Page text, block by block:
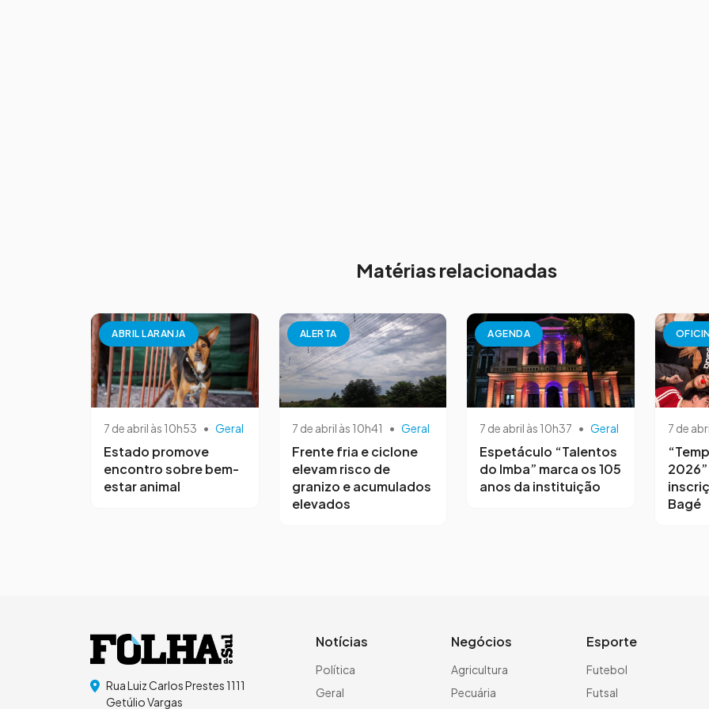
Matérias relacionadas
ABRIL LARANJA
7 de abril às 10h53 • Geral
Estado promove
encontro sobre bem-
estar animal
ALERTA
7 de abril às 10h41 • Geral
Frente fria e ciclone
elevam risco de
granizo e acumulados
elevados
AGENDA
7 de abril às 10h37 • Geral
Espetáculo “Talentos
do Imba” marca os 105
anos da instituição
7 de
Bagé
Rua Luiz Carlos Prestes 1111
Getúlio Vargas
Notícias
Política
Geral
Negócios
Agricultura
Pecuária
Esporte
Futebol
Futsal